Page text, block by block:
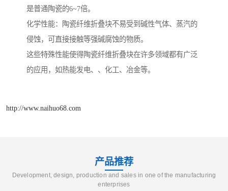
是普通陶瓷的6~7倍。
化学性能：陶瓷纤维折叠块不易受到碱性气体、蒸汽的
侵蚀，可直接接触等强碱腐蚀的物质。
这些特殊性能使得陶瓷纤维折叠块在许多领域都有广泛
的应用，如热能发电、、化工、冶金等。
http://www.naihuo68.com
产品推荐
Development, design, production and sales in one of the manufacturing
enterprises